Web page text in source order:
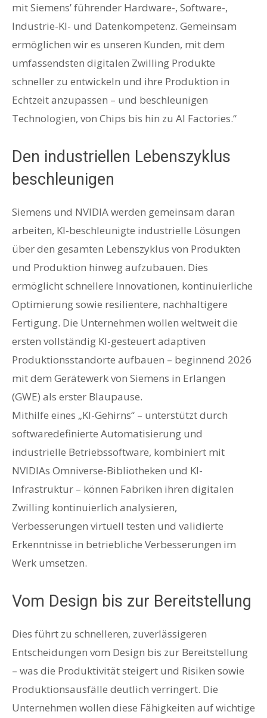
mit Siemens’ führender Hardware-, Software-,
Industrie-KI- und Datenkompetenz. Gemeinsam
ermöglichen wir es unseren Kunden, mit dem
umfassendsten digitalen Zwilling Produkte
schneller zu entwickeln und ihre Produktion in
Echtzeit anzupassen – und beschleunigen
Technologien, von Chips bis hin zu AI Factories.“
Den industriellen Lebenszyklus
beschleunigen
Siemens und NVIDIA werden gemeinsam daran
arbeiten, KI-beschleunigte industrielle Lösungen
über den gesamten Lebenszyklus von Produkten
und Produktion hinweg aufzubauen. Dies
ermöglicht schnellere Innovationen, kontinuierliche
Optimierung sowie resilientere, nachhaltigere
Fertigung. Die Unternehmen wollen weltweit die
ersten vollständig KI-gesteuert adaptiven
Produktionsstandorte aufbauen – beginnend 2026
mit dem Gerätewerk von Siemens in Erlangen
(GWE) als erster Blaupause.
Mithilfe eines „KI-Gehirns“ – unterstützt durch
softwaredefinierte Automatisierung und
industrielle Betriebssoftware, kombiniert mit
NVIDIAs Omniverse-Bibliotheken und KI-
Infrastruktur – können Fabriken ihren digitalen
Zwilling kontinuierlich analysieren,
Verbesserungen virtuell testen und validierte
Erkenntnisse in betriebliche Verbesserungen im
Werk umsetzen.
Vom Design bis zur Bereitstellung
Dies führt zu schnelleren, zuverlässigeren
Entscheidungen vom Design bis zur Bereitstellung
– was die Produktivität steigert und Risiken sowie
Produktionsausfälle deutlich verringert. Die
Unternehmen wollen diese Fähigkeiten auf wichtige